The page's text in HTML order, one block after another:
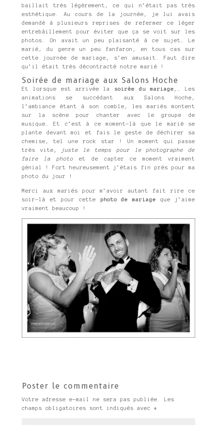
baillait très légèrement, ce qui n’était pas très
esthétique. Au cours de la journée, je lui avais
demandé à plusieurs reprises de refermer ce léger
entrebâillement pour éviter que ça se voit sur les
photos. On avait un peu plaisanté à ce sujet… Le
marié, du genre un peu fanfaron, en tous cas sur
cette journée de mariage, s’en amusait. Faut dire
qu’il était très décontracté notre marié !
Soirée de mariage aux Salons Hoche
Et lorsque est arrivée la soirée du mariage ,… Les
animations se succédant aux Salons Hoche,
l’ambiance étant à son comble, les mariés montent
sur la scène pour chanter avec le groupe de
musique… Et c’est à ce moment-là que le marié se
plante devant moi et fais le geste de déchirer sa
chemise, tel une rock star ! Un moment qui passe
très vite,
juste le temps pour le photographe de
faire la photo et de capter ce moment vraiment
génial ! Fort heureusement j’étais fin près pour ma
photo du jour !
Merci aux mariés pour m’avoir autant fait rire ce
soir-là et pour cette photo de mariage
que j’aime
vraiment beaucoup !
Poster le commentaire
Votre adresse e-mail ne sera pas publiée.
Les
champs obligatoires sont indiqués avec *